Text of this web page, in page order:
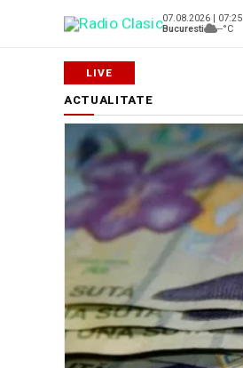
07.08.2026 | 07:25
Bucuresti
--°C
ACTUALITATE